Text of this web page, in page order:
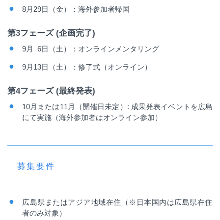
8月 29日（金）：海外参加者帰国
第3フェーズ (企画完了)
9月 6日（土）：オンラインメンタリング
9月 13日（土）：修了式（オンライン）
第4フェーズ (最終発表)
10月または11 月（開催日未定） : 成果発表イベントを広島
にて実施（海外参加者はオンライン参加）
募集要件
広島県またはアジア地域在住（※日本国内は広島県在住
者のみ対象）